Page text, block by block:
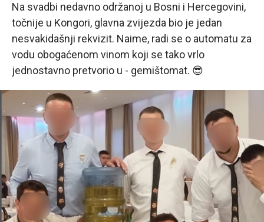
Na svadbi nedavno održanoj u Bosni i Hercegovini,
točnije u Kongori, glavna zvijezda bio je jedan
nesvakidašnji rekvizit. Naime, radi se o automatu za
vodu obogaćenom vinom koji se tako vrlo
jednostavno pretvorio u - gemištomat. 😎